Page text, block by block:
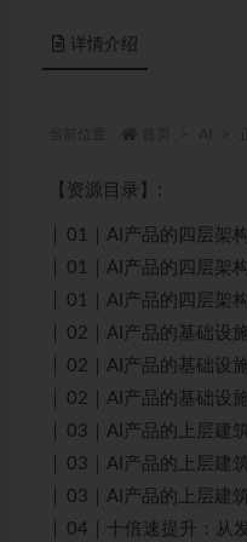
详情介绍
【资源目录】:
│ 01｜AI产品的四层架
│ 01｜AI产品的四层架
│ 01｜AI产品的四层架
│ 02｜AI产品的基础设
│ 02｜AI产品的基础设
│ 02｜AI产品的基础设
│ 03｜AI产品的上层建
│ 03｜AI产品的上层建
│ 03｜AI产品的上层建
│ 04｜十倍速提升：从